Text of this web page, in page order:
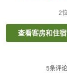
2
查看客房和住
5条评论